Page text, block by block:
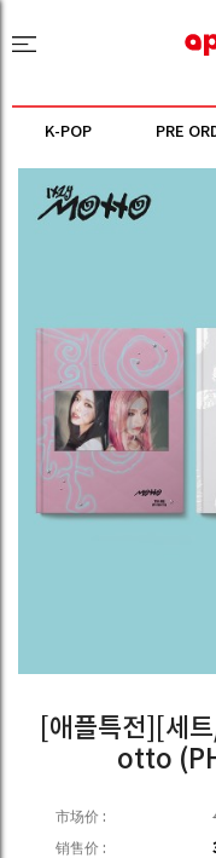
K-POP PRE
[애플특전][세
otto
市场价 :
销售价 :